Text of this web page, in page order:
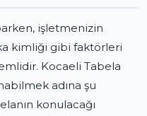
işletmenizin
kimliği gibi faktörleri
Kocaeli Tabela
adına şu
konulacağı